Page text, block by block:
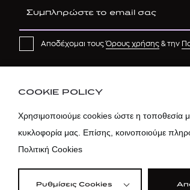
Αποδέχομαι τουςΌρους χρήσης & την
COOKIE POLICY
Χρησιμοποιούμε cookies ώστε η τοποθεσία
κυκλοφορία μας. Επίσης, κοινοποιούμε
Πολιτική Cookies
Ρυθμίσεις Cookies